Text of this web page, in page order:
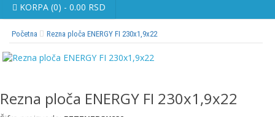
PROIZVODI
Bernardo
Brusne
ploče
KORPA (0) - 0.00 RSD
Početna Rezna ploča ENERGY FI 230x1,9x22
Rezna ploča ENERGY FI 230x1,9x22